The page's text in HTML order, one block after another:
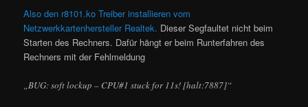
Also den r8101.ko Treiber installieren vom
Netzwerkkartenhersteller Realtek. Dieser Segfaultet nicht beim
Starten des Rechners. Dafür hängt er beim Runterfahren des
Rechners mit der Fehlmeldung
„BUG: soft lockup – CPU#1 stuck for 11s! [halt:7887]“